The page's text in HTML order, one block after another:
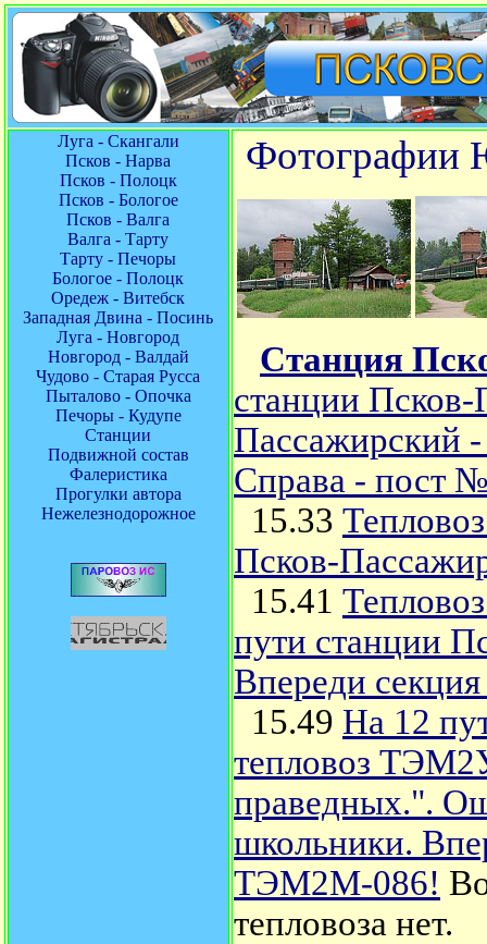
Луга - Скангали
Псков - Нарва
Псков - Полоцк
Псков - Бологое
Псков - Валга
Валга - Тарту
Тарту - Печоры
Бологое - Полоцк
Оредеж - Витебск
Западная Двина - Посинь
Луга - Новгород
Новгород - Валдай
Чудово - Старая Русса
Пыталово - Опочка
Печоры - Кудупе
Станции
Подвижной состав
Фалеристика
Прогулки автора
Нежелезнодорожное
Фотографии
Станция
станции Псков-
Пассажирский
Справа - пост
15.33
Псков-
15.41
пути станции
Впереди
15.49 На 12
тепловоз
праведных.".
школьники.
ТЭМ2М-086!
тепловоза нет.